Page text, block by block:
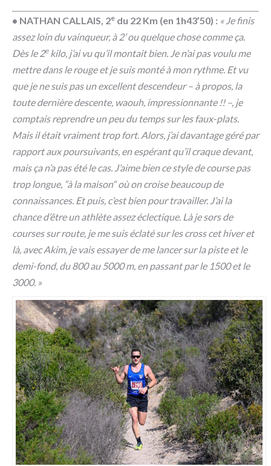
• NATHAN CALLAIS, 2e du 22 Km (en 1h43’50) : « Je finis
assez loin du vainqueur, à 2’ ou quelque chose comme ça.
Dès le 2ekilo, j’ai vu qu’il montait bien. Je n’ai pas voulu me
mettre dans le rouge et je suis monté à mon rythme. Et vu
que je ne suis pas un excellent descendeur – à propos, la
toute dernière descente, waouh, impressionnante !! –, je
comptais reprendre un peu du temps sur les faux-plats.
Mais il était vraiment trop fort. Alors, j’ai davantage géré par
rapport aux poursuivants, en espérant qu’il craque devant,
mais ça n’a pas été le cas. J’aime bien ce style de course pas
trop longue, “à la maison“ où on croise beaucoup de
connaissances. Et puis, c’est bien pour travailler. J’ai la
chance d’être un athlète assez éclectique. Là je sors de
courses sur route, je me suis éclaté sur les cross cet hiver et
là, avec Akim, je vais essayer de me lancer sur la piste et le
demi-fond, du 800 au 5000 m, en passant par le 1500 et le
3000. »